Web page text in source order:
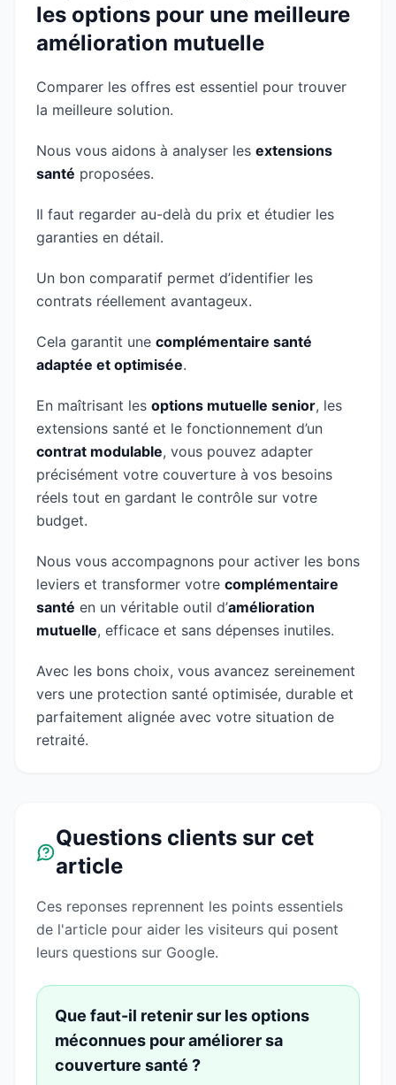
les options pour une meilleure
amélioration mutuelle
Comparer les offres est essentiel pour trouver
la meilleure solution.
Nous vous aidons à analyser les extensions
santé proposées.
Il faut regarder au-delà du prix et étudier les
garanties en détail.
Un bon comparatif permet d’identifier les
contrats réellement avantageux.
Cela garantit une complémentaire santé
adaptée et optimisée.
En maîtrisant les options mutuelle senior, les
extensions santé et le fonctionnement d’un
contrat modulable, vous pouvez adapter
précisément votre couverture à vos besoins
réels tout en gardant le contrôle sur votre
budget.
Nous vous accompagnons pour activer les bons
leviers et transformer votre complémentaire
santé en un véritable outil d’amélioration
mutuelle, efficace et sans dépenses inutiles.
Avec les bons choix, vous avancez sereinement
vers une protection santé optimisée, durable et
parfaitement alignée avec votre situation de
retraité.
Questions clients sur cet
article
Ces reponses reprennent les points essentiels
de l'article pour aider les visiteurs qui posent
leurs questions sur Google.
Que faut-il retenir sur les options
méconnues pour améliorer sa
couverture santé ?